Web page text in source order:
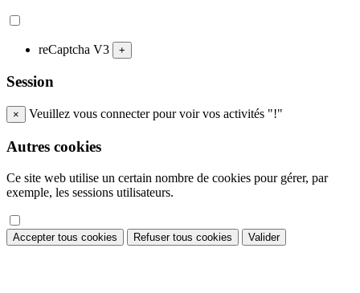
reCaptcha V3 +
Session
× Veuillez vous connecter pour voir vos activités "!"
Autres cookies
Ce site web utilise un certain nombre de cookies pour gérer, par
exemple, les sessions utilisateurs.
Accepter tous cookies Refuser tous cookies Valider